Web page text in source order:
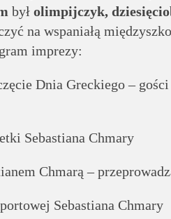
był olimpijczyk,
na wspaniałą
imprezy:
Dnia Greckiego –
Sebastiana Chmary
Chmarą –
Sebastiana Chmary